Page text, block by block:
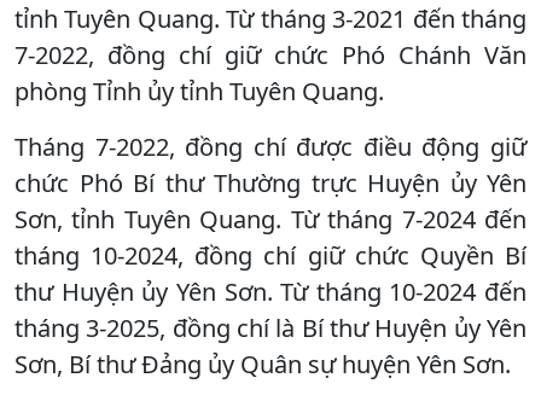
tỉnh Tuyên Quang. Từ tháng 3-2021 đến tháng
7-2022, đồng chí giữ chức Phó Chánh Văn
phòng Tỉnh ủy tỉnh Tuyên Quang.
Tháng 7-2022, đồng chí được điều động giữ
chức Phó Bí thư Thường trực Huyện ủy Yên
Sơn, tỉnh Tuyên Quang. Từ tháng 7-2024 đến
tháng 10-2024, đồng chí giữ chức Quyền Bí
thư Huyện ủy Yên Sơn. Từ tháng 10-2024 đến
tháng 3-2025, đồng chí là Bí thư Huyện ủy Yên
Sơn, Bí thư Đảng ủy Quân sự huyện Yên Sơn.